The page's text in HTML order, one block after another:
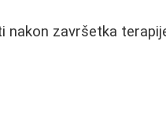
završetka